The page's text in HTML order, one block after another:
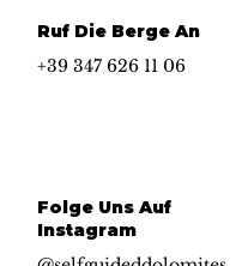
+39 347 626 11 06
Ruf Die Berge An
Folge Uns Auf
Instagram